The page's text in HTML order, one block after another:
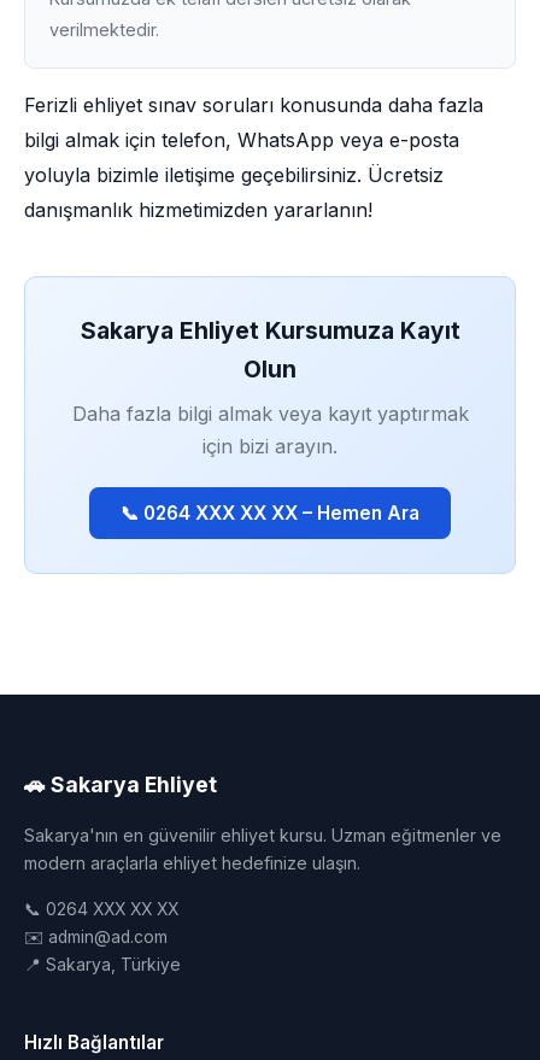
verilmektedir.
Ferizli ehliyet sınav soruları konusunda daha fazla
bilgi almak için telefon, WhatsApp veya e-posta
yoluyla bizimle iletişime geçebilirsiniz. Ücretsiz
danışmanlık hizmetimizden yararlanın!
Sakarya Ehliyet Kursumuza Kayıt
Olun
Daha fazla bilgi almak veya kayıt yaptırmak
için bizi arayın.
📞 0264 XXX XX XX – Hemen Ara
🚗 Sakarya Ehliyet
Sakarya'nın en güvenilir ehliyet kursu. Uzman eğitmenler ve
modern araçlarla ehliyet hedefinize ulaşın.
📞 0264 XXX XX XX
✉️ admin@ad.com
📍 Sakarya, Türkiye
Hızlı Bağlantılar